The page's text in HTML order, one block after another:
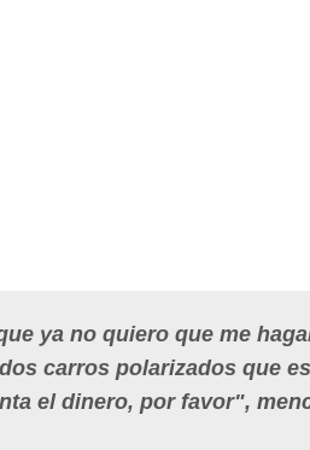
ya no quiero que me
carros polarizados que
el dinero, por favor",